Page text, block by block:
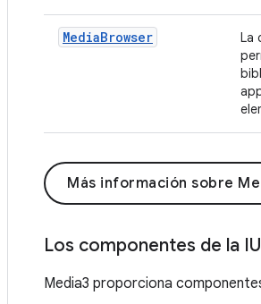
MediaBrowser La
Más información sobre
Los componentes de la IU
Media3 proporciona